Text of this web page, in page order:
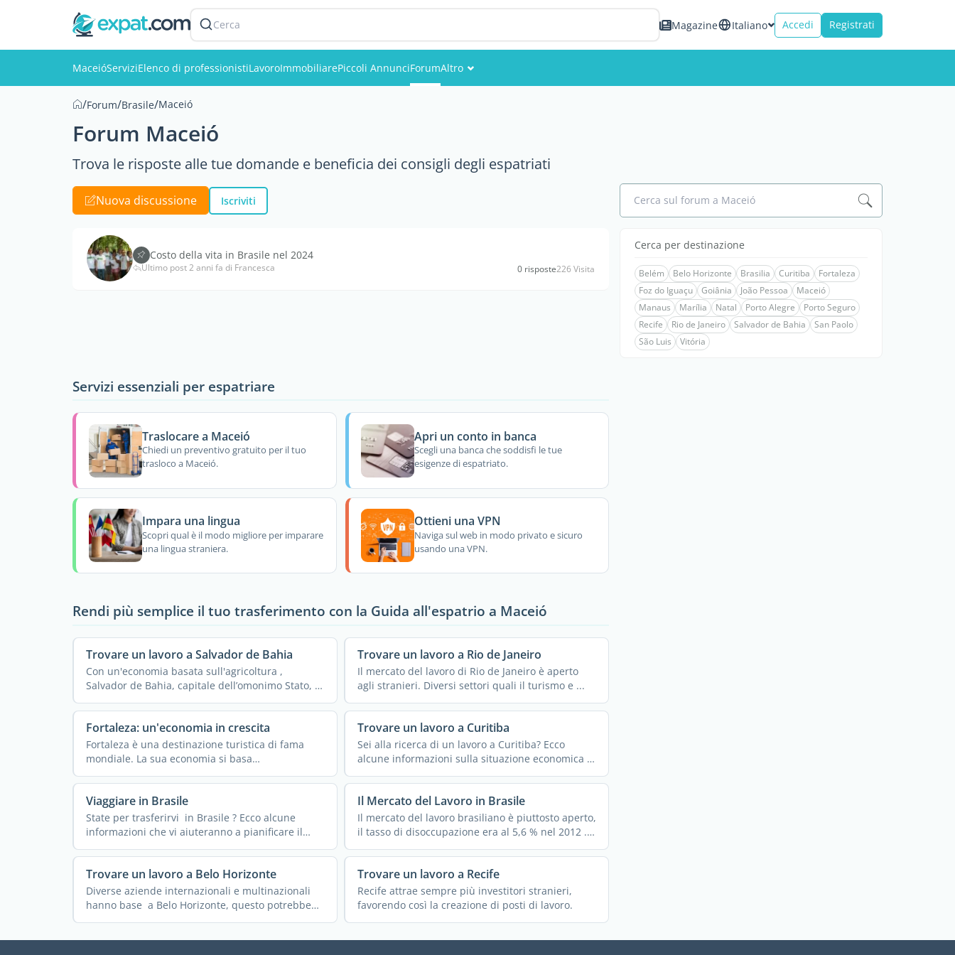
Cerca Magazine Italiano Accedi Registrati
MaceióServiziElenco di professionistiLavoroImmobiliarePiccoli AnnunciForumAltro
Foto
/Forum/Brasile/Maceió
Forum Maceió
Trova le risposte alle tue domande e beneficia dei consigli degli espatriati
Nuova discussione Iscriviti Cerca sul forum a Maceió
Costo della vita in Brasile nel 2024
Ultimo post 2 anni fa di Francesca 0 risposte226 Visita
Servizi essenziali per espatriare
Traslocare a Maceió
Chiedi un preventivo gratuito per il tuo
trasloco a Maceió.
Apri un conto in banca
Scegli una banca che soddisfi le tue
esigenze di espatriato.
Impara una lingua
Scopri qual è il modo migliore per imparare
una lingua straniera.
Ottieni una VPN
Naviga sul web in modo privato e sicuro
usando una VPN.
Rendi più semplice il tuo trasferimento con la Guida all'espatrio a Maceió
Trovare un lavoro a Salvador de Bahia
Con un'economia basata sull'agricoltura ,
Salvador de Bahia, capitale dell’omonimo Stato,
...
Trovare un lavoro a Rio de Janeiro
Il mercato del lavoro di Rio de Janeiro è aperto
agli stranieri. Diversi settori quali il turismo e ...
Fortaleza: un'economia in crescita
Fortaleza è una destinazione turistica di fama
mondiale. La sua economia si basa
principalmente sul turismo, ...
Trovare un lavoro a Curitiba
Sei alla ricerca di un lavoro a Curitiba? Ecco
alcune informazioni sulla situazione economica di
questa città.
Viaggiare in Brasile
State per trasferirvi in Brasile ? Ecco alcune
informazioni che vi aiuteranno a pianificare il
vostro ...
Il Mercato del Lavoro in Brasile
Il mercato del lavoro brasiliano è piuttosto aperto,
il tasso di disoccupazione era al 5,6 % nel 2012 .
Molte ...
Trovare un lavoro a Belo Horizonte
Diverse aziende internazionali e multinazionali
hanno base a Belo Horizonte, questo potrebbe
facilitare ...
Trovare un lavoro a Recife
Recife attrae sempre più investitori stranieri,
favorendo così la creazione di posti di lavoro.
Cerca per destinazione
Belém Belo Horizonte Brasilia Curitiba
Fortaleza
Foz do Iguaçu
Goiânia João Pessoa
Maceió
Manaus
Marília Natal Porto Alegre
Porto Seguro
Recife
Rio de Janeiro Salvador de Bahia
San Paolo
São Luis
Vitória